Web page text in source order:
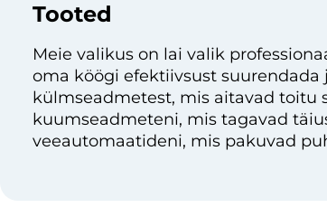
Tooted
Meie valikus on lai valik
oma köögi efektiivsust
külmseadmetest, mis aitavad toitu
kuumseadmeteni, mis tagavad
veeautomaatideni, mis pakuvad